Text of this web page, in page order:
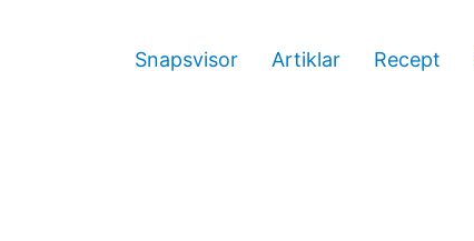
Snapsvisor Artiklar Recept